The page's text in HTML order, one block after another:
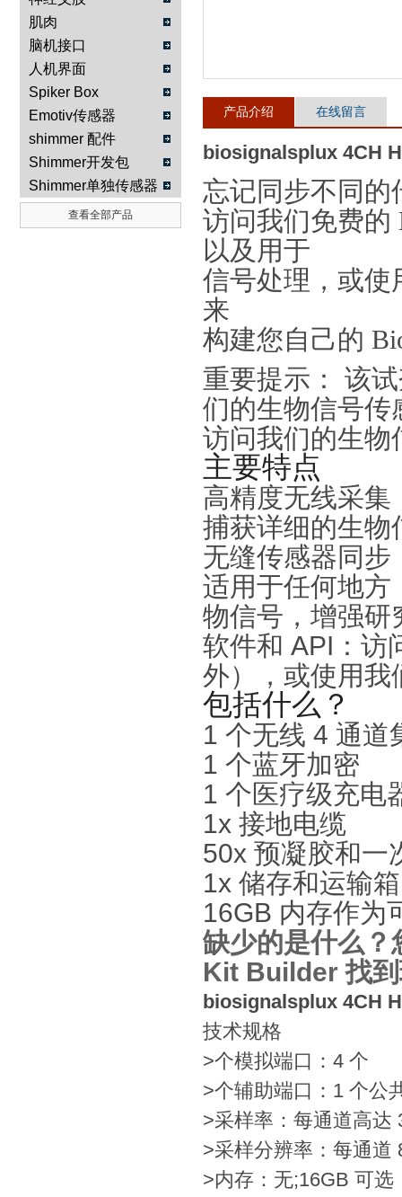
肌肉
脑机接口
人机界面
Spiker Box
Emotiv传感器
shimmer 配件
Shimmer开发包
Shimmer单独传感器
查看全部产品
产品介绍 在线留言
biosignalsplux 4CH
忘记同步不同的
访问我们免费的
以及用于
信号处理，或使
来
构建您自己的
重要提示： 该
们的生物信号传
访问我们的生物
主要特点
高精度无线采集
捕获详细的生物
无缝传感器同步
适用于任何地方
物信号，增强研
软件和 API ：
外），或使用我
包括什么？
1 个无线 4 通道
1 个蓝牙加密
1 个医疗级充电
1x 接地电缆
50x 预凝胶和一
1x 储存和运输箱
16GB 内存作为
缺少的是什么？
Kit Builder找
biosignalsplux 4CH
技术规格
>个模拟端口：4 个
>个辅助端口：1 个公
>采样率：每通道高达
>采样分辨率：每通道
>内存：无;16GB 可选